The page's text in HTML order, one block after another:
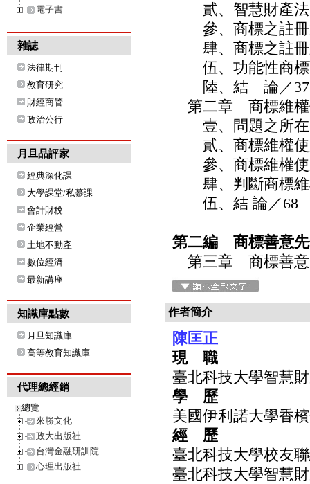
電子書
雜誌
法律期刊
教育研究
財經商管
政治公行
月旦品評家
經典深化課
大學課堂/私慕課
會計財稅
企業經營
土地不動產
數位經濟
最新講座
知識庫點數
月旦知識庫
高等教育知識庫
代理總經銷
總覽
來勝文化
政大出版社
台灣金融研訓院
心理出版社
貳、智慧財產法
參、商標之註冊
肆、商標之註冊
伍、功能性商標
陸、結 論／37
第二章 商標維權
壹、問題之所在
貳、商標維權使
參、商標維權使
肆、判斷商標維
伍、結 論／68
第二編 商標善意先
第三章 商標善意
作者簡介
陳匡正
現 職
臺北科技大學智慧
學 歷
美國伊利諾大學香
經 歷
臺北科技大學校友
臺北科技大學智慧